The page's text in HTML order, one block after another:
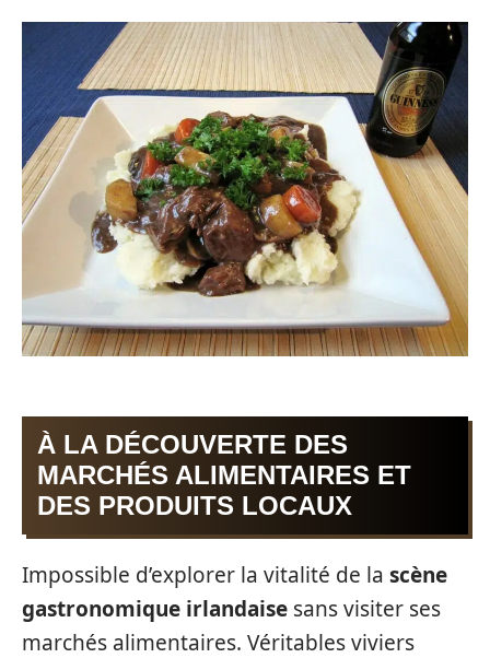
À LA DÉCOUVERTE DES
MARCHÉS ALIMENTAIRES ET
DES PRODUITS LOCAUX
Impossible d’explorer la vitalité de la scène
gastronomique irlandaise sans visiter ses
marchés alimentaires. Véritables viviers